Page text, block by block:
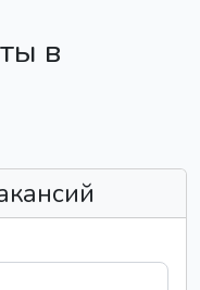
в